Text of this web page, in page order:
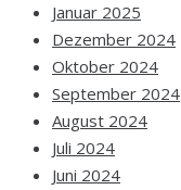
Januar 2025
Dezember 2024
Oktober 2024
September 2024
August 2024
Juli 2024
Juni 2024